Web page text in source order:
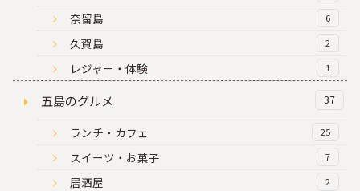
奈留島 6
久賀島 2
レジャー・体験 1
五島のグルメ 37
ランチ・カフェ 25
スイーツ・お菓子 7
居酒屋 2